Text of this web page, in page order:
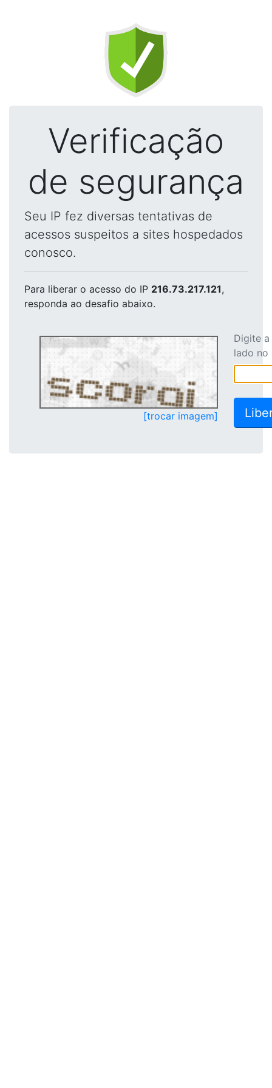
Verificação
de segurança
Seu IP fez diversas tentativas de
acessos suspeitos a sites hospedados
conosco.
Para liberar o acesso do IP 216.73.217.121,
responda ao desafio abaixo.
[trocar imagem]
Digite
lado no